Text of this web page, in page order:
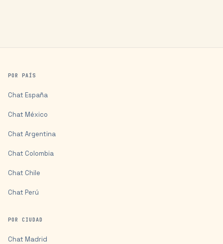
POR PAÍS
Chat España
Chat México
Chat Argentina
Chat Colombia
Chat Chile
Chat Perú
POR CIUDAD
Chat Madrid